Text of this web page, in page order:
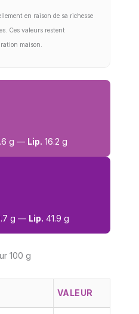
en raison de sa richesse
Ces valeurs restent
maison.
g — Lip. 16.2 g
g — Lip. 41.9 g
100 g
VALEUR